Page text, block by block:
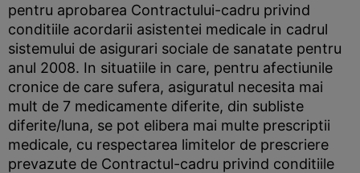
pentru aprobarea Contractului-cadru privind
conditiile acordarii asistentei medicale in cadrul
sistemului de asigurari sociale de sanatate pentru
anul 2008. In situatiile in care, pentru afectiunile
cronice de care sufera, asiguratul necesita mai
mult de 7 medicamente diferite, din subliste
diferite/luna, se pot elibera mai multe prescriptii
medicale, cu respectarea limitelor de prescriere
prevazute de Contractul-cadru privind conditiile